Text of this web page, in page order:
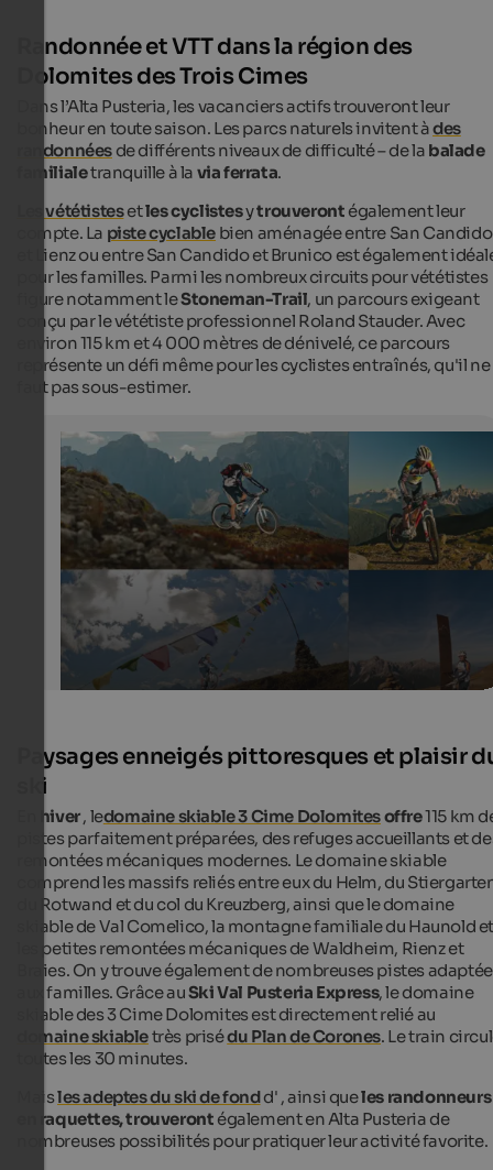
Stoneman Trail
Mit 120 km Länge und einem Höhenunterschied von
Metern ist der Stoneman Trail eine der
schönsten Mountainradstrecken weit und breit.
Stoneman by Roland Stauder
Randonnée et VTT dans la région des
Dolomites des Trois Cimes
Dans l’Alta Pusteria, les vacanciers actifs trouveront leur
bonheur en toute saison. Les parcs naturels invitent àdes
randonnées de différents niveaux de difficulté – de la balade
familialetranquille à la via ferrata.
Les vététistesetles cyclistesytrouveront également leur
compte. La piste cyclable bien aménagée entre San Candido
et Lienz ou entre San Candido et Brunico est également
pour les familles. Parmi les nombreux circuits pour vététistes
figure notamment leStoneman-Trail, un parcours exigeant
conçu par le vététiste professionnel Roland Stauder. Avec
environ 115 km et 4 000 mètres de dénivelé, ce parcours
représente un défi même pour les cyclistes entraînés, qu'il ne
faut pas sous-estimer.
Paysages enneigés pittoresques et plaisir
ski
hiver, ledomaine skiable 3 Cime Dolomitesoffre115 km
pistes parfaitement préparées, des refuges accueillants et
remontées mécaniques modernes. Le domaine skiable
comprend les massifs reliés entre eux du Helm, du
du Rotwand et du col du Kreuzberg, ainsi que le domaine
skiable de Val Comelico, la montagne familiale du Haunold
les petites remontées mécaniques de Waldheim, Rienz et
Braies. On y trouve également de nombreuses pistes
aux familles. Grâce auSki Val Pusteria Express, le domaine
skiable des 3 Cime Dolomites est directement relié au
domaine skiabletrès prisédu Plan de Corones. Le train
toutes les 30 minutes.
Maisles adeptes du ski de fondd' , ainsi queles randonneurs
en raquettes, trouveront également en Alta Pusteria de
nombreuses possibilités pour pratiquer leur activité favorite.